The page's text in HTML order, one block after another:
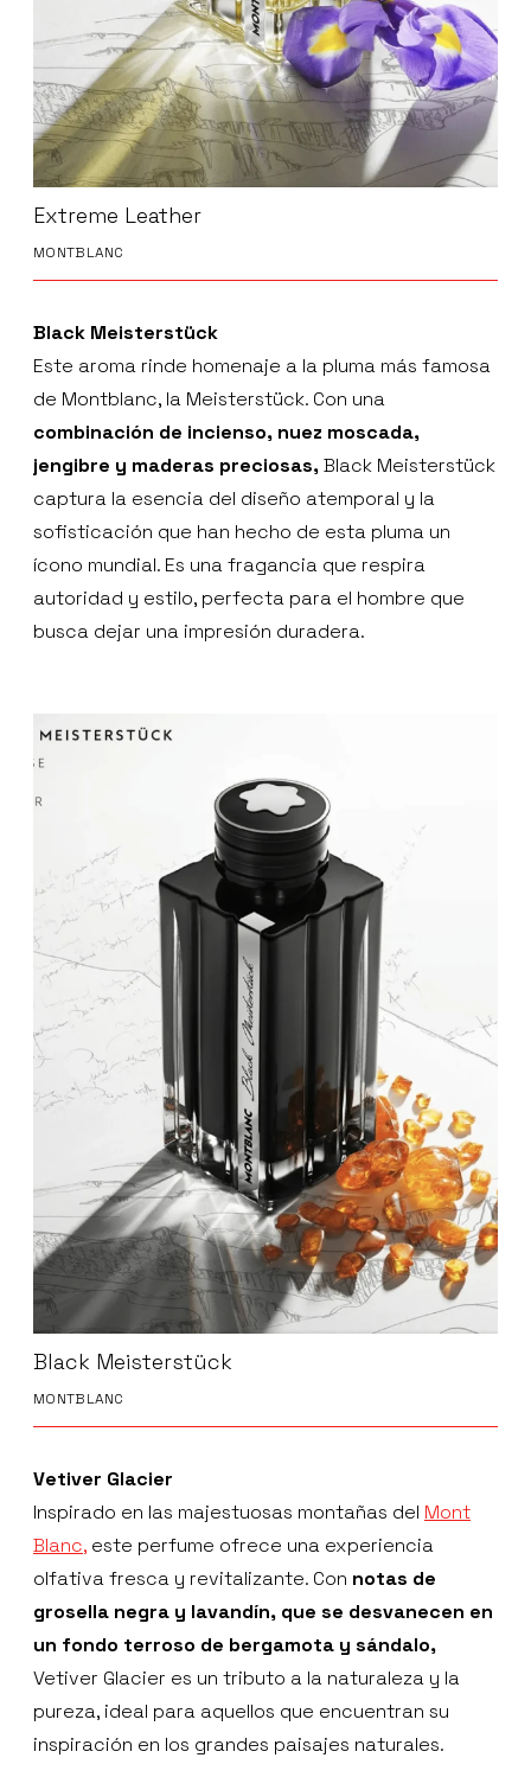
Extreme Leather
MONTBLANC
Black Meisterstück
Este aroma rinde homenaje a la pluma más famosa
de Montblanc, la Meisterstück. Con una
combinación de incienso, nuez moscada,
jengibre y maderas preciosas,Black Meisterstück
captura la esencia del diseño atemporal y la
sofisticación que han hecho de esta pluma un
ícono mundial. Es una fragancia que respira
autoridad y estilo, perfecta para el hombre que
busca dejar una impresión duradera.
Black Meisterstück
MONTBLANC
Vetiver Glacier
Inspirado en las majestuosas montañas del Mont
Blanc, este perfume ofrece una experiencia
olfativa fresca y revitalizante. Con notas de
grosella negra y lavandín, que se desvanecen en
un fondo terroso de bergamota y sándalo,
Vetiver Glacier es un tributo a la naturaleza y la
pureza, ideal para aquellos que encuentran su
inspiración en los grandes paisajes naturales.